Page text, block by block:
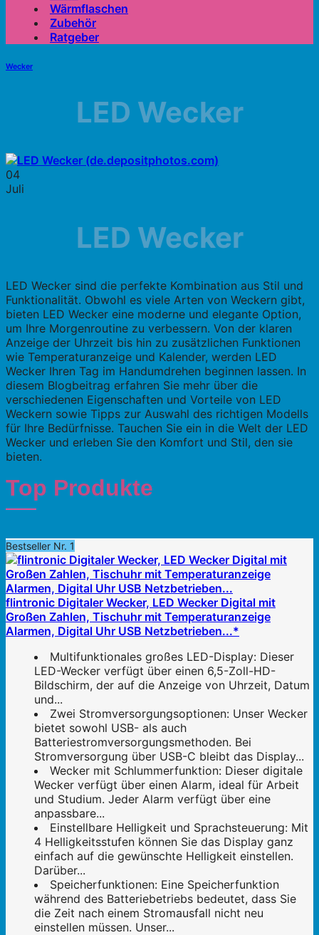
Wärmflaschen
Zubehör
Ratgeber
Wecker
LED Wecker
04
Juli
LED Wecker
LED Wecker sind die perfekte Kombination aus Stil und
Funktionalität. Obwohl es viele Arten von Weckern gibt,
bieten LED Wecker eine moderne und elegante Option,
um Ihre Morgenroutine zu verbessern. Von der klaren
Anzeige der Uhrzeit bis hin zu zusätzlichen Funktionen
wie Temperaturanzeige und Kalender, werden LED
Wecker Ihren Tag im Handumdrehen beginnen lassen. In
diesem Blogbeitrag erfahren Sie mehr über die
verschiedenen Eigenschaften und Vorteile von LED
Weckern sowie Tipps zur Auswahl des richtigen Modells
für Ihre Bedürfnisse. Tauchen Sie ein in die Welt der LED
Wecker und erleben Sie den Komfort und Stil, den sie
bieten.
Top Produkte
Bestseller Nr. 1
flintronic Digitaler Wecker, LED Wecker Digital mit
Großen Zahlen, Tischuhr mit Temperaturanzeige
Alarmen, Digital Uhr USB Netzbetrieben...*
Multifunktionales großes LED-Display: Dieser
LED-Wecker verfügt über einen 6,5-Zoll-HD-
Bildschirm, der auf die Anzeige von Uhrzeit, Datum
und...
Zwei Stromversorgungsoptionen: Unser Wecker
bietet sowohl USB- als auch
Batteriestromversorgungsmethoden. Bei
Stromversorgung über USB-C bleibt das Display...
Wecker mit Schlummerfunktion: Dieser digitale
Wecker verfügt über einen Alarm, ideal für Arbeit
und Studium. Jeder Alarm verfügt über eine
anpassbare...
Einstellbare Helligkeit und Sprachsteuerung: Mit
4 Helligkeitsstufen können Sie das Display ganz
einfach auf die gewünschte Helligkeit einstellen.
Darüber...
Speicherfunktionen: Eine Speicherfunktion
während des Batteriebetriebs bedeutet, dass Sie
die Zeit nach einem Stromausfall nicht neu
einstellen müssen. Unser...